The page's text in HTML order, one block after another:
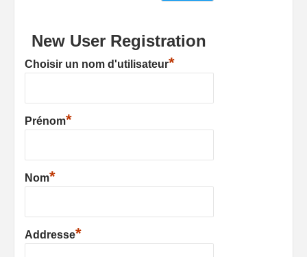
New User Registration
Choisir un nom d'utilisateur*
Prénom*
Nom*
Addresse*